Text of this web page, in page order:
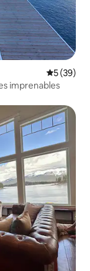
5 (39)
imprenables